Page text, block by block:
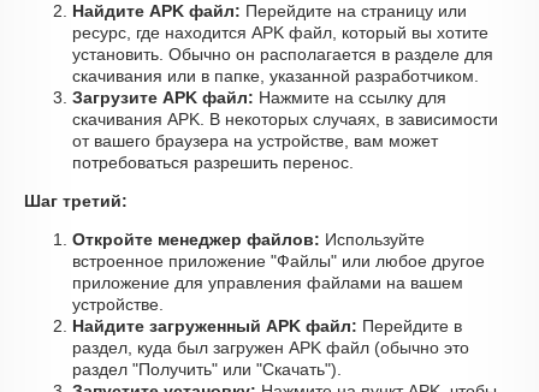
Найдите APK файл: Перейдите на страницу или
ресурс, где находится APK файл, который вы хотите
установить. Обычно он располагается в разделе для
скачивания или в папке, указанной разработчиком.
Загрузите APK файл: Нажмите на ссылку для
скачивания APK. В некоторых случаях, в зависимости
от вашего браузера на устройстве, вам может
потребоваться разрешить перенос.
Шаг третий:
Откройте менеджер файлов: Используйте
встроенное приложение "Файлы" или любое другое
приложение для управления файлами на вашем
устройстве.
Найдите загруженный APK файл: Перейдите в
раздел, куда был загружен APK файл (обычно это
раздел "Получить" или "Скачать").